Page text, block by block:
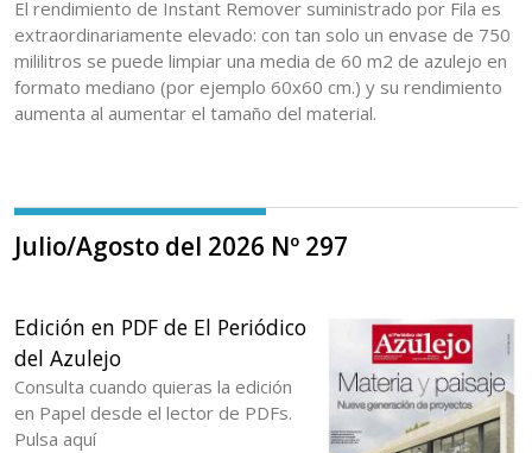
El rendimiento de Instant Remover suministrado por Fila es
extraordinariamente elevado: con tan solo un envase de 750
mililitros se puede limpiar una media de 60 m2 de azulejo en
formato mediano (por ejemplo 60x60 cm.) y su rendimiento
aumenta al aumentar el tamaño del material.
Julio/Agosto del 2026 Nº 297
Edición en PDF de El Periódico
del Azulejo
Consulta cuando quieras la edición
en Papel desde el lector de PDFs.
Pulsa aquí